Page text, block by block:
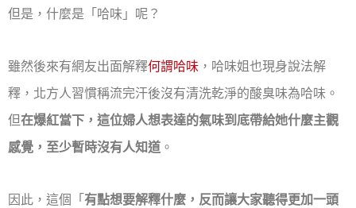
但是，什麼是「哈味」呢？
雖然後來有網友出面解釋何謂哈味 ，哈味姐也現身說法解
釋，北方人習慣稱流完汗後沒有清洗乾淨的酸臭味為哈味。
但在爆紅當下，這位婦人想表達的氣味到底帶給她什麼主觀
感覺，至少暫時沒有人知道 。
因此，這個「 有點想要解釋什麼，反而讓大家聽得更加一頭